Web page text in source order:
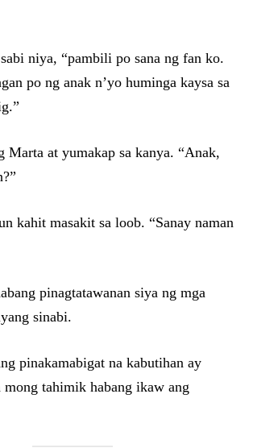
niya, “pambili po sana ng fan ko.
po ng anak n’yo huminga kaysa sa
at yumakap sa kanya. “Anak,
kahit masakit sa loob. “Sanay naman
pinagtatawanan siya ng mga
sinabi.
pinakamabigat na kabutihan ay
tahimik habang ikaw ang